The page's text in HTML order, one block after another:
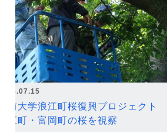
2026.07.15
弘前大学浪江町桜復興プロジェクト
浪江町・富岡町の桜を視察